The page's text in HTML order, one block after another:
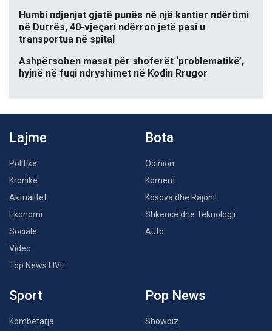
Humbi ndjenjat gjatë punës në një kantier ndërtimi
në Durrës, 40-vjeçari ndërron jetë pasi u
transportua në spital
Ashpërsohen masat për shoferët ‘problematikë’,
hyjnë në fuqi ndryshimet në Kodin Rrugor
Lajme
Politikë
Kronikë
Aktualitet
Ekonomi
Sociale
Video
Top News LIVE
Bota
Opinion
Koment
Kosova dhe Rajoni
Shkencë dhe Teknologji
Auto
Sport
Kombëtarja
Pop News
Showbiz